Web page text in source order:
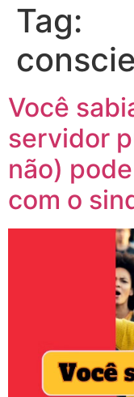
Tag:
Você
servidor
não)
com o